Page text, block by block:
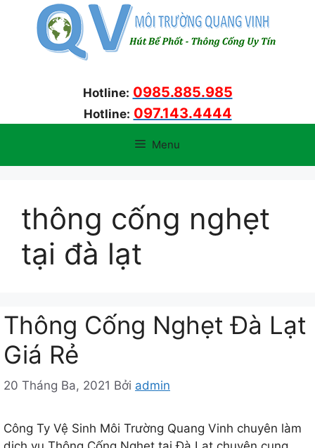
Chuyển
Hotline: 0985.885.985
Hotline: 097.143.4444
Menu
thông cống nghẹt
tại đà lạt
Thông Cống Nghẹt Đà Lạt
Giá Rẻ
20 Tháng Ba, 2021 Bởi admin
Công Ty Vệ Sinh Môi Trường Quang Vinh chuyên làm